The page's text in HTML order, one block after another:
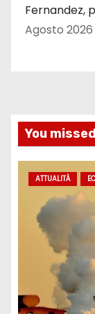
Fernandez,
Agosto 2026
You missed
ATTUALITÀ